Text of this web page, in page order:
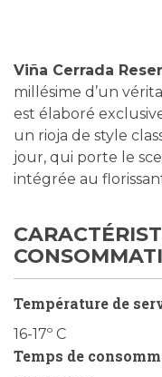
Viña Cerrada
millésime d’un
est élaboré
un rioja de style
jour, qui porte le
intégrée au
Température de
16-17º C
Temps de